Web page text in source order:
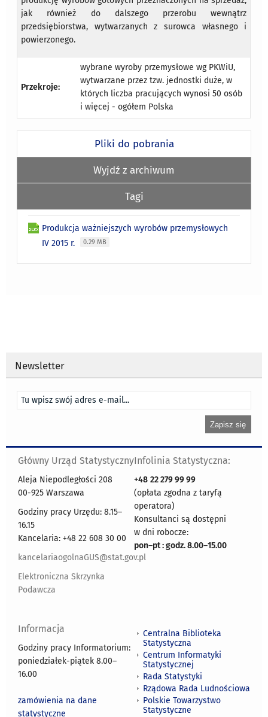
jak również do dalszego przerobu wewnątrz
przedsiębiorstwa, wytwarzanych z surowca własnego i
powierzonego.
Przekroje:
wybrane wyroby przemysłowe wg PKWiU,
wytwarzane przez tzw. jednostki duże, w
których liczba pracujących wynosi 50 osób
i więcej - ogółem Polska
Pliki do pobrania
Wyjdź z archiwum
Tagi
Produkcja ważniejszych wyrobów przemysłowych
IV 2015 r.
0.29 MB
Newsletter
Główny Urząd Statystyczny
Aleja Niepodległości 208
00-925 Warszawa
Godziny pracy Urzędu: 8.15–
16.15
Kancelaria: +48 22 608 30 00
kancelariaogolnaGUS@stat.gov.pl
Elektroniczna Skrzynka
Podawcza
Infolinia Statystyczna:
+48 22 279 99 99
(opłata zgodna z taryfą
operatora)
Konsultanci są dostępni
w dni robocze:
pon–pt : godz. 8.00–15.00
Informacja
Godziny pracy Informatorium:
poniedziałek-piątek 8.00–
16.00
zamówienia na dane
statystyczne
Centralna Biblioteka
Statystyczna
Centrum Informatyki
Statystycznej
Rada Statystyki
Rządowa Rada Ludnościowa
Polskie Towarzystwo
Statystyczne